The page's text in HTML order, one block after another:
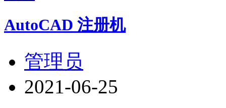
AutoCAD 注册机
管理员
2021-06-25